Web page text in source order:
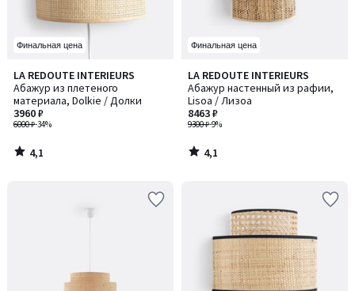
Финальная цена
LA REDOUTE INTERIEURS
Абажур из плетеного
материала, Dolkie / Долки
6000 ₽-34%
3960 ₽
4,1
/ 5
4,1
/
Финальная цена
LA REDOUTE INTERIEURS
Абажур настенный из рафии,
Lisoa / Лизоа
9300 ₽-9%
8463 ₽
4,1
/ 5
4,1
/